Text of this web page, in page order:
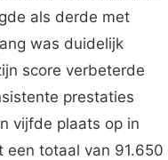
als derde met
was duidelijk
score verbeterde
prestaties
vijfde plaats op in
een totaal van 91.650